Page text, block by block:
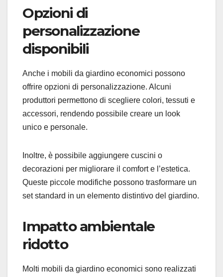
Opzioni di
personalizzazione
disponibili
Anche i mobili da giardino economici possono
offrire opzioni di personalizzazione. Alcuni
produttori permettono di scegliere colori, tessuti e
accessori, rendendo possibile creare un look
unico e personale.
Inoltre, è possibile aggiungere cuscini o
decorazioni per migliorare il comfort e l’estetica.
Queste piccole modifiche possono trasformare un
set standard in un elemento distintivo del giardino.
Impatto ambientale
ridotto
Molti mobili da giardino economici sono realizzati